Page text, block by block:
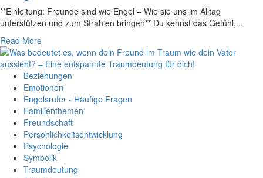
**Einleitung: Freunde sind wie Engel – Wie‌ sie uns im Alltag
unterstützen und zum Strahlen bringen** Du kennst das‌ Gefühl,...
Read More
Beziehungen
Emotionen
Engelsrufer - Häufige Fragen
Familienthemen
Freundschaft
Persönlichkeitsentwicklung
Psychologie
Symbolik
Traumdeutung